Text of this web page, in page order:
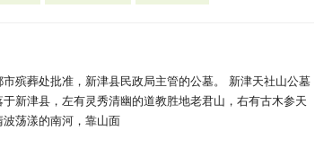
殡葬处批准，新津县民政局主管的公墓。 新津天社山公墓
新津县，左有灵秀清幽的道教胜地老君山，右有古木参天
荡漾的南河，靠山面